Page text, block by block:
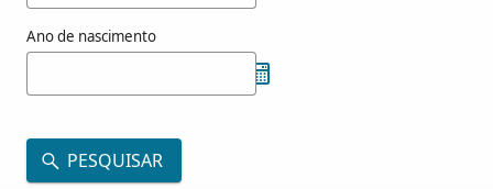
Ano de nascimento
PESQUISAR